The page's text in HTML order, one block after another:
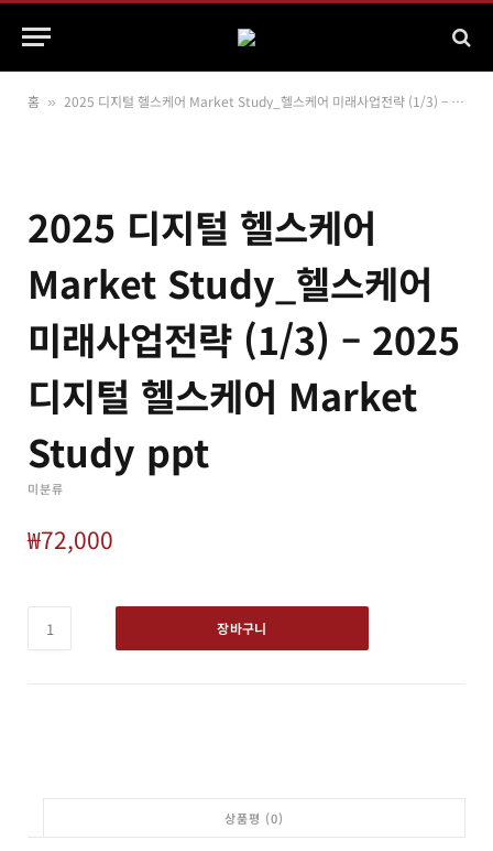
홈 » 2025 디지털 헬스케어 Market Study_헬스케어 미래사업전략 (1/3) – 2025 디지털 헬스케어 Market Study ppt
2025 디지털 헬스케어
Market Study_헬스케어
미래사업전략 (1/3) – 2025
디지털 헬스케어 Market
Study ppt
미분류
₩72,000
장바구니
상품평 (0)